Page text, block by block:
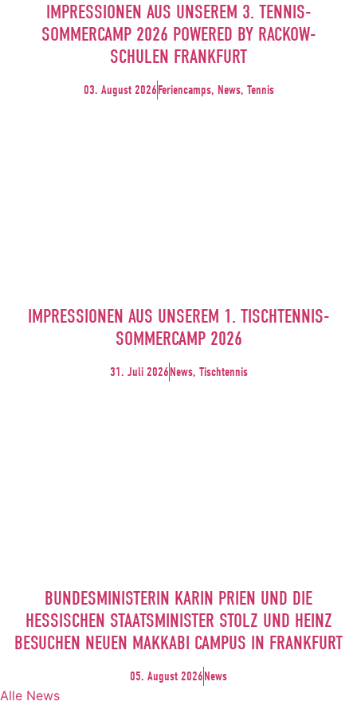
IMPRESSIONEN AUS UNSEREM 3. TENNIS-
SOMMERCAMP 2026 POWERED BY RACKOW-
SCHULEN FRANKFURT
03. August 2026Feriencamps, News, Tennis
IMPRESSIONEN AUS UNSEREM 1. TISCHTENNIS-
SOMMERCAMP 2026
31. Juli 2026News, Tischtennis
BUNDESMINISTERIN KARIN PRIEN UND DIE
HESSISCHEN STAATSMINISTER STOLZ UND HEINZ
BESUCHEN NEUEN MAKKABI CAMPUS IN FRANKFURT
05. August 2026News
Alle News